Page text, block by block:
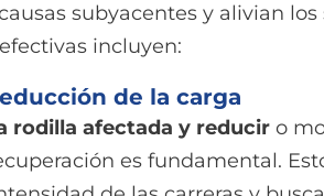
subyacentes y alivian
incluyen:
de la carga
rodilla afectada y reducir o
es fundamental.